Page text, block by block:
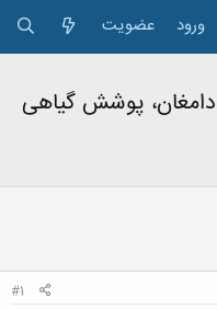
ورود عضویت
پوشش گیاهی
#1